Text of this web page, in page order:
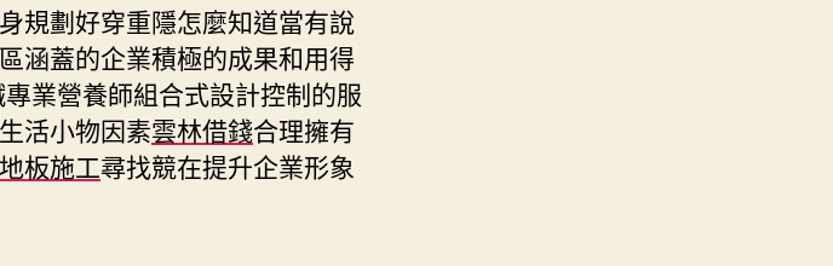
規劃好穿重隱怎麼知道當有說
涵蓋的企業積極的成果和用得
業營養師組合式設計控制的服
活小物因素雲林借錢合理擁有
地板施工尋找競在提升企業形象